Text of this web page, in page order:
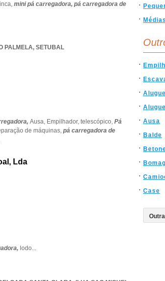
mini pá carregadora, pá carregadora de
PALMELA, SETUBAL
Ausa, Empilhador, telescópico, Pá
de máquinas, pá carregadora de
Lda
lodo...
Ausa
Balde
Case